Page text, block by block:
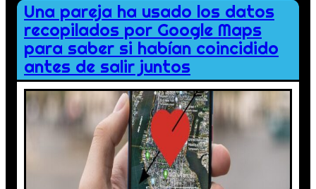
Una pareja ha usado los datos
recopilados por Google Maps
para saber si habían coincidido
antes de salir juntos